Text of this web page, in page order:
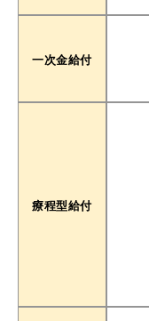
一次金給付
療程型給付